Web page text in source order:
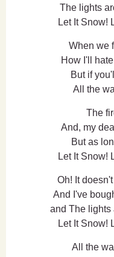
The lights
Let It Snow!
When we
How I'll
But if
All the
The
And, my
But as
Let It Snow!
Oh! It
And I've
and The lights
Let It Snow!
All the